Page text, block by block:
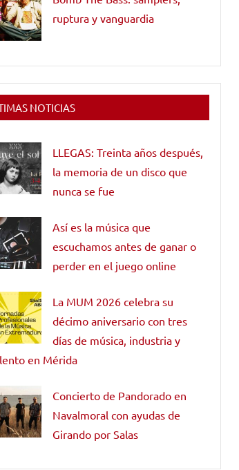
ruptura y vanguardia
NOTICIAS
LLEGAS: Treinta años después,
la memoria de un disco que
nunca se fue
Así es la música que
escuchamos antes de ganar o
perder en el juego online
La MUM 2026 celebra su
décimo aniversario con tres
días de música, industria y
en Mérida
Concierto de Pandorado en
Navalmoral con ayudas de
Girando por Salas